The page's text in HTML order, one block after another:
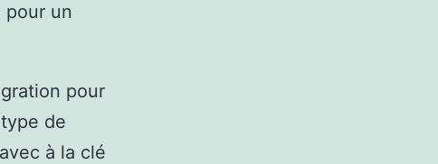
pour un
pour
de
à la clé